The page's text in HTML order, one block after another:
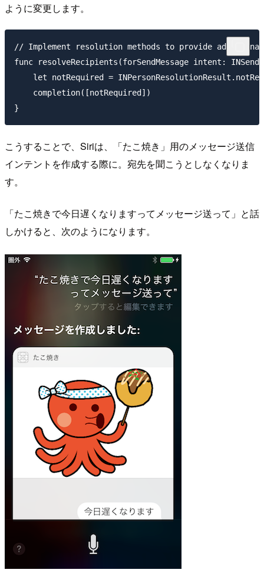
ように変更します。
// Implement resolution methods to provide
func resolveRecipients(forSendMessage intent:
let notRequired =
    completion([notRequired])
こうすることで、Siriは、「たこ焼き」用のメッセージ送信
インテントを作成する際に。宛先を聞こうとしなくなりま
す。
「たこ焼きで今日遅くなりますってメッセージ送って」と話
しかけると、次のようになります。